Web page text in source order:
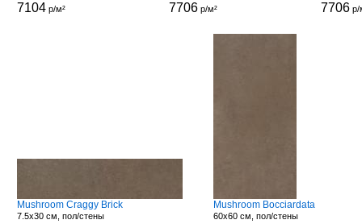
7104р/м² 7706 р/м² 7706 р/
Mushroom Craggy Brick
7.5x30 см, пол/стены
Mushroom Bocciardata
60x60 см, пол/стены